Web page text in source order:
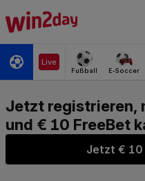
Jetzt € 10